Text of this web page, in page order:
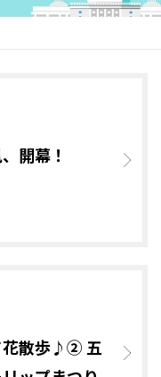
開幕！
花散歩♪② 五